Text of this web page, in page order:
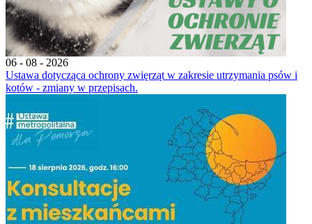
06 - 08 - 2026
Ustawa dotycząca ochrony zwięrząt w zakresie utrzymania psów i
kotów - zmiany w przepisach.